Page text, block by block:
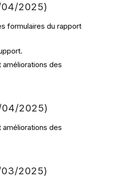
/2025)
formulaires du rapport
des
/2025)
des
/2025)